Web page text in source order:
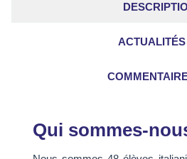
ACTUALITÉS
Qui sommes-